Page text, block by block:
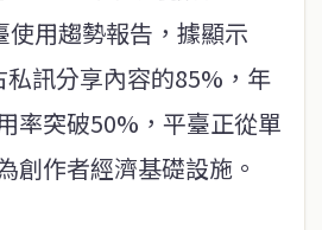
用趨勢報告，據顯示
私訊分享內容的85%，年
率突破50%，平臺正從單
創作者經濟基礎設施。